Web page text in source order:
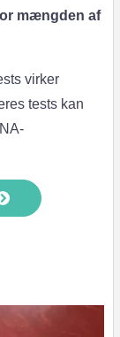
mængden af
virker
tests kan